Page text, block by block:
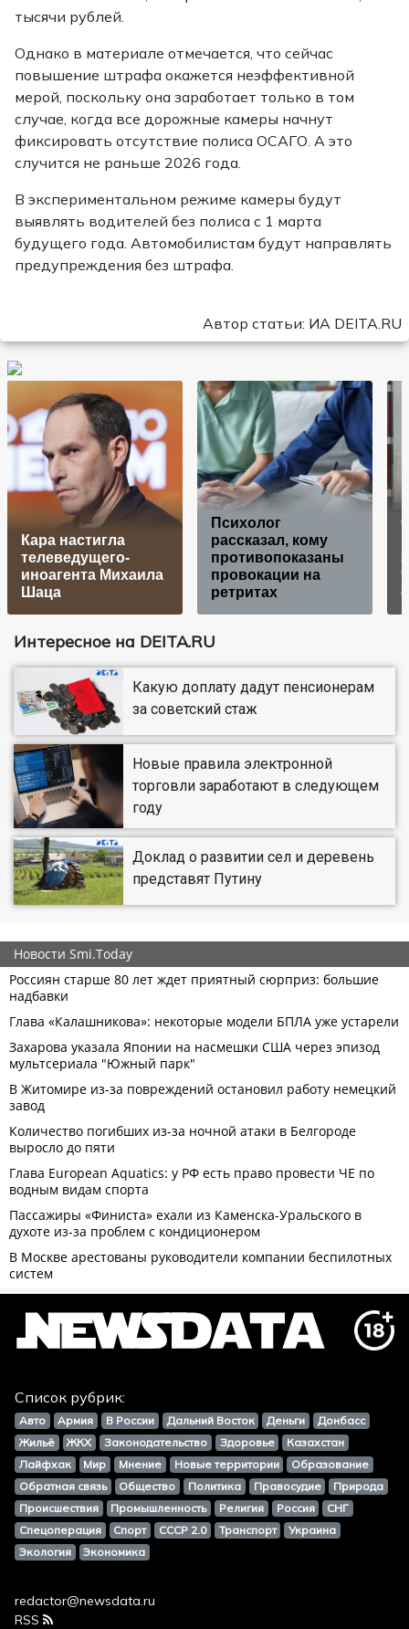
тысячи рублей.
Однако в материале отмечается, что сейчас
повышение штрафа окажется неэффективной
мерой, поскольку она заработает только в том
случае, когда все дорожные камеры начнут
фиксировать отсутствие полиса ОСАГО. А это
случится не раньше 2026 года.
В экспериментальном режиме камеры будут
выявлять водителей без полиса с 1 марта
будущего года. Автомобилистам будут направлять
предупреждения без штрафа.
Автор статьи: ИА DEITA.RU
Кара настигла
телеведущего-
иноагента Михаила
Шаца
Психолог
рассказал, кому
противопоказаны
провокации на
ретритах
Интересное на DEITA.RU
Какую доплату дадут пенсионерам
за советский стаж
Новые правила электронной
торговли заработают в следующем
году
Доклад о развитии сел и деревень
представят Путину
Список рубрик:
Авто Армия В России Дальний Восток Деньги
Донбасс
Жильё
ЖКХ Законодательство Здоровье
Казахстан
Лайфхак
Мир Мнение Новые территории
Образование
Обратная связь
Общество Политика Правосудие
Природа
Происшествия
Промышленность Религия Россия
СНГ
Спецоперация
Спорт СССР 2.0 Транспорт
Украина
Экология
Экономика
redactor@newsdata.ru
RSS